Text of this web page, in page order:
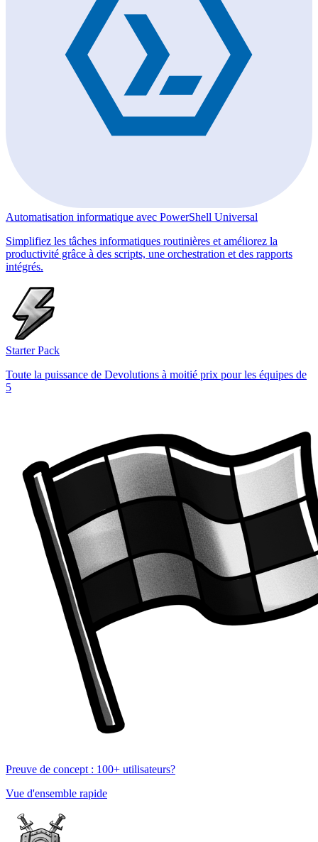
Automatisation informatique avec PowerShell Universal
Simplifiez les tâches informatiques routinières et améliorez la
productivité grâce à des scripts, une orchestration et des rapports
intégrés.
Starter Pack
Toute la puissance de Devolutions à moitié prix pour les équipes de
5
Preuve de concept : 100+ utilisateurs?
Vue d'ensemble rapide